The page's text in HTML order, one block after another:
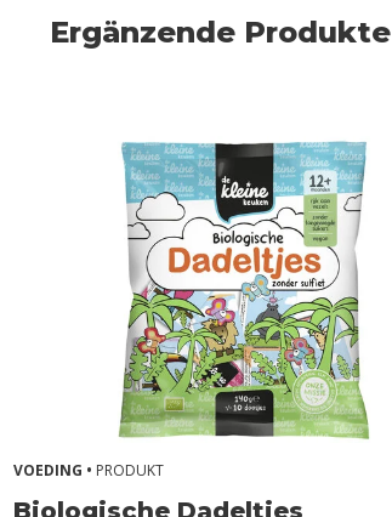
Ergänzende Produkte
VOEDING • PRODUKT
Biologische Dadeltjes